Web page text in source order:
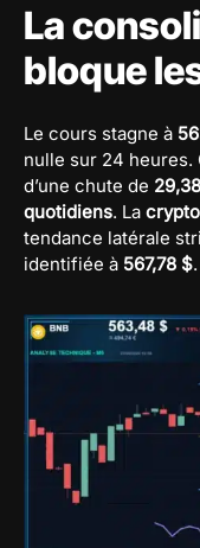
La
bloque
Le cours stagne à
nulle sur 24 heures.
d’une chute de
quotidiens. La
tendance latérale
identifiée à 567,78 $.